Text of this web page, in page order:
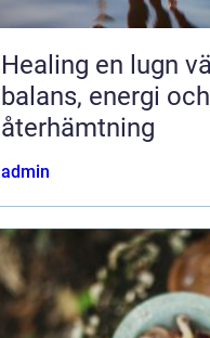
Healing en lugn väg till
balans, energi och
återhämtning
admin